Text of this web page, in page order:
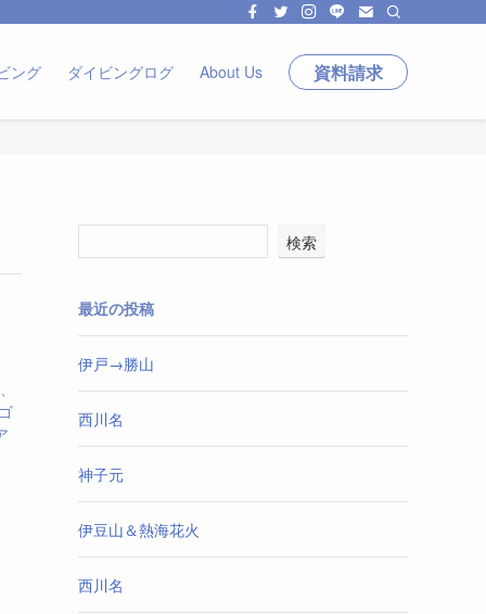
ング ダイビングログ About Us 資料請求
検索
最近の投稿
伊戸→勝山
西川名
神子元
伊豆山＆熱海花火
西川名